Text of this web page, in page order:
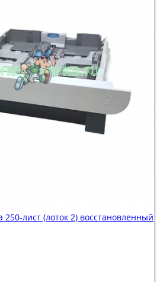
250-лист (лоток 2) восстановленный